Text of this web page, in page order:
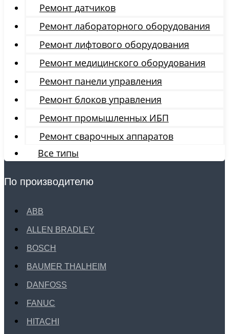
Ремонт датчиков
Ремонт лабораторного оборудования
Ремонт лифтового оборудования
Ремонт медицинского оборудования
Ремонт панели управления
Ремонт блоков управления
Ремонт промышленных ИБП
Ремонт сварочных аппаратов
Все типы
По производителю
ABB
ALLEN BRADLEY
BOSCH
BAUMER THALHEIM
DANFOSS
FANUC
HITACHI